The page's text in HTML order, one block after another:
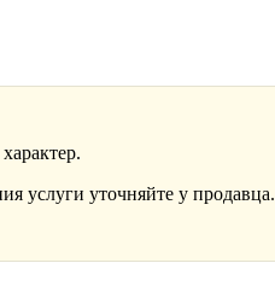
услуги уточняйте у продавца.